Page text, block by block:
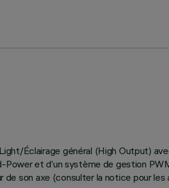
Éclairage général (High Output)
et d’un système de gestion
son axe (consulter la notice pour les